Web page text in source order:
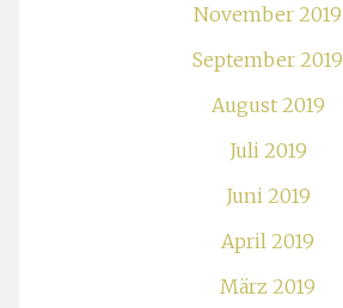
November 2019
September 2019
August 2019
Juli 2019
Juni 2019
April 2019
März 2019